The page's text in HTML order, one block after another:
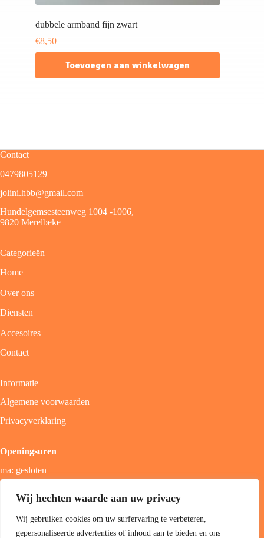
Wij hechten waarde aan uw privacy
Wij gebruiken cookies om uw surfervaring te verbeteren,
gepersonaliseerde advertenties of inhoud aan te bieden en ons
dubbele armband fijn zwart
€8,50
Toevoegen aan winkelwagen
Contact
0479805129
jolini.hbb@gmail.com
Hundelgemsesteenweg 1004 -1006,
9820 Merelbeke
Categorieën
Home
Over ons
Diensten
Accesoires
Contact
Informatie
Algemene voorwaarden
Privacyverklaring
Openingsuren
ma: gesloten
zon; gesloten